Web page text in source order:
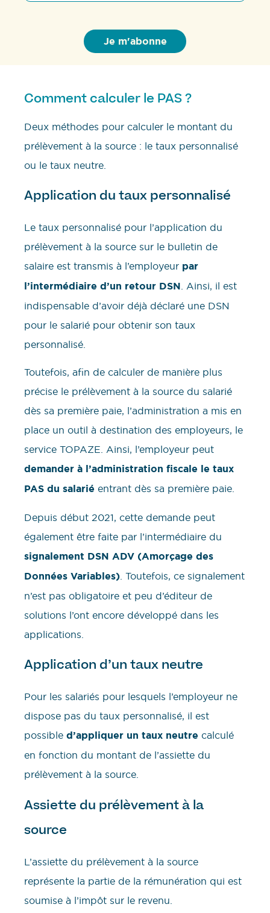
Comment calculer le PAS ?
Deux méthodes pour calculer le montant du
prélèvement à la source : le taux personnalisé
ou le taux neutre.
Application du taux personnalisé
Le taux personnalisé pour l’application du
prélèvement à la source sur le bulletin de
salaire est transmis à l’employeur par
l’intermédiaire d’un retour DSN. Ainsi, il est
indispensable d’avoir déjà déclaré une DSN
pour le salarié pour obtenir son taux
personnalisé.
Toutefois, afin de calculer de manière plus
précise le prélèvement à la source du salarié
dès sa première paie, l’administration a mis en
place un outil à destination des employeurs, le
service TOPAZE. Ainsi, l’employeur peut
demander à l’administration fiscale le taux
PAS du salarié entrant dès sa première paie.
Depuis début 2021, cette demande peut
également être faite par l’intermédiaire du
signalement DSN ADV (Amorçage des
Données Variables) . Toutefois, ce signalement
n’est pas obligatoire et peu d’éditeur de
solutions l’ont encore développé dans les
applications.
Application d’un taux neutre
Pour les salariés pour lesquels l’employeur ne
dispose pas du taux personnalisé, il est
possible d’appliquer un taux neutre calculé
en fonction du montant de l’assiette du
prélèvement à la source.
Assiette du prélèvement à la
source
L’assiette du prélèvement à la source
représente la partie de la rémunération qui est
soumise à l’impôt sur le revenu.